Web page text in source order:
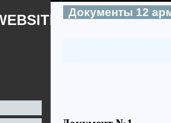
NAME
Документы 12